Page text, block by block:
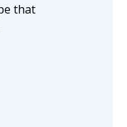
that